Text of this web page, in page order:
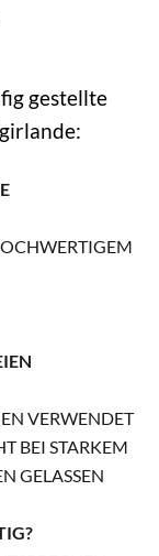
gestellte
VERWENDET
BEI STARKEM
W